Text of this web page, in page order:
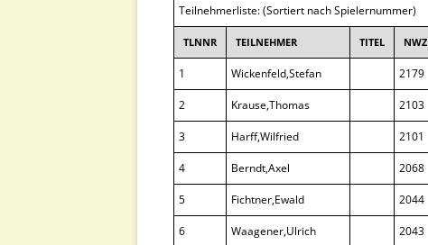
Teilnehmerliste: (Sortiert nach Spielernummer)
TLNNR TEILNEHMER TITEL NWZ
1 Wickenfeld,Stefan 2179
2 Krause,Thomas 2103
3 Harff,Wilfried 2101
4 Berndt,Axel 2068
5 Fichtner,Ewald 2044
6 Waagener,Ulrich 2043